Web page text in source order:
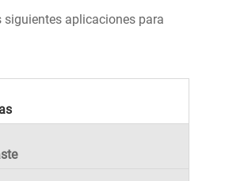
siguientes aplicaciones para